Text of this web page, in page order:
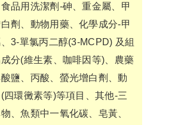
品用洗潔劑-砷、重金屬、甲
劑、動物用藥、化學成分-甲
3-單氯丙二醇(3-MCPD) 及組
分(維生素、咖啡因等)、農藥
鹽、丙酸、螢光增白劑、動
四環黴素等)等項目、其他-三
、魚類中一氧化碳、皂黃、